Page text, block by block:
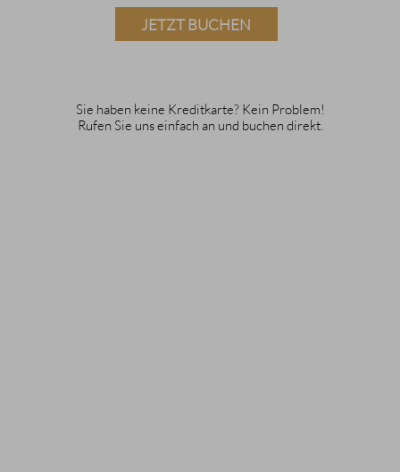
JETZT BUCHEN
Sie haben keine Kreditkarte? Kein Problem!
Rufen Sie uns einfach an und buchen direkt.